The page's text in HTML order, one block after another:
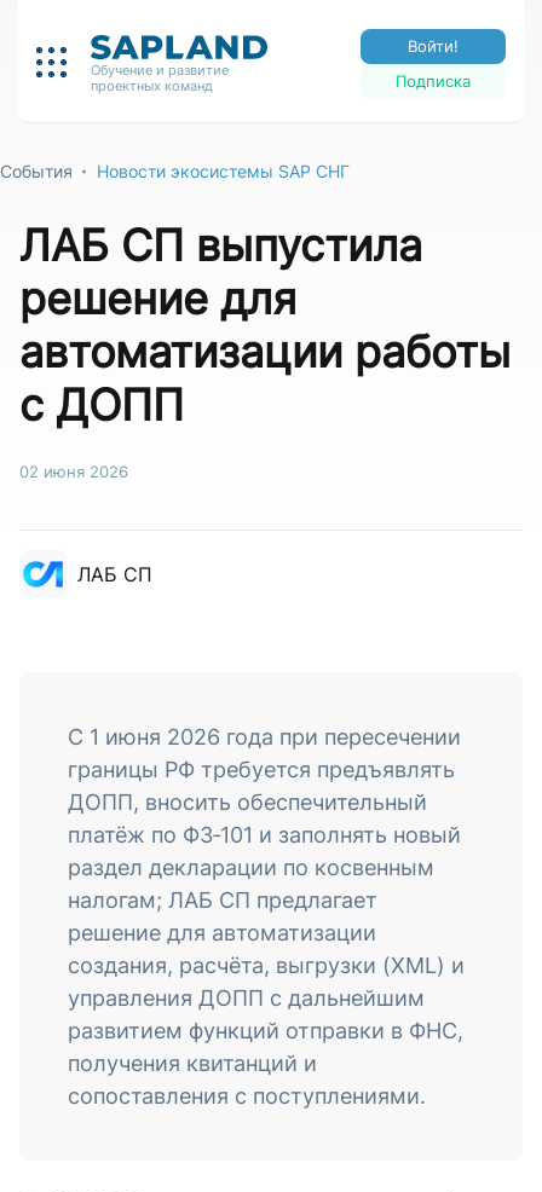
Обучение и развитие
проектных команд
Подписка
Войти!
События Новости экосистемы SAP СНГ
ЛАБ СП выпустила
решение для
автоматизации работы
с ДОПП
02 июня 2026
ЛАБ СП
С 1 июня 2026 года при пересечении
границы РФ требуется предъявлять
ДОПП, вносить обеспечительный
платёж по ФЗ‑101 и заполнять новый
раздел декларации по косвенным
налогам; ЛАБ СП предлагает
решение для автоматизации
создания, расчёта, выгрузки (XML) и
управления ДОПП с дальнейшим
развитием функций отправки в ФНС,
получения квитанций и
сопоставления с поступлениями.